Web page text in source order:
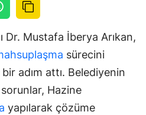
Dr. Mustafa İberya Arıkan,
sürecini
adım attı. Belediyenin
Hazine
yapılarak çözüme